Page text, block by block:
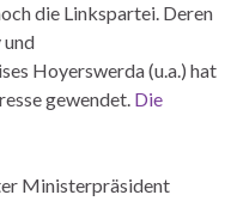
die Linkspartei. Deren
und
Hoyerswerda (u.a.) hat
gewendet. Die
Ministerpräsident